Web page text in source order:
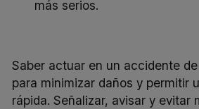
más serios.
Saber actuar en un accidente
para minimizar daños y permitir
rápida. Señalizar, avisar y evitar